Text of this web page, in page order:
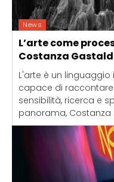
News
L’arte come
Costanza
L'arte è un
capace di
sensibilità, ricerca e
panorama, Costanza